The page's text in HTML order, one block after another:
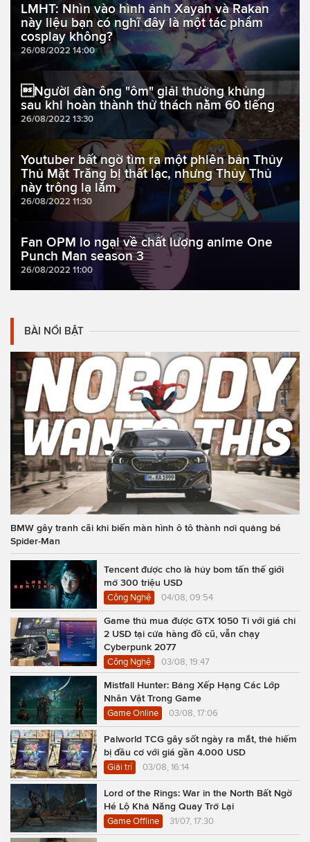
LMHT: Nhìn vào hình ảnh Xayah và Rakan
này liệu bạn có nghĩ đây là một tác phẩm
cosplay không?
26/08/2022 14:00
Người đàn ông "ôm" giải thưởng khủng
sau khi hoàn thành thử thách nằm 60 tiếng
26/08/2022 13:30
Youtuber bất ngờ tìm ra một phiên bản Thủy
Thủ Mặt Trăng bị thất lạc, nhưng Thủy Thủ
này trông lạ lắm
26/08/2022 11:30
Fan OPM lo ngại về chất lượng anime One
Punch Man season 3
26/08/2022 11:00
BÀI NỔI BẬT
BMW gây tranh cãi khi biến màn hình ô tô thành nơi quảng bá
Spider-Man
Tencent được cho là hủy bom tấn thế giới
mở 300 triệu USD
Công Nghệ 04/08, 09:54
Game thủ mua được GTX 1050 Ti với giá chỉ
2 USD tại cửa hàng đồ cũ, vẫn chạy
Cyberpunk 2077
Công Nghệ 03/08, 19:47
Mistfall Hunter: Bảng Xếp Hạng Các Lớp
Nhân Vật Trong Game
Game Online 03/08, 17:06
Palworld TCG gây sốt ngày ra mắt, thẻ hiếm
bị đầu cơ với giá gần 4.000 USD
Giải trí 03/08, 16:14
Lord of the Rings: War in the North Bất Ngờ
Hé Lộ Khả Năng Quay Trở Lại
Game Offline 31/07, 17:30